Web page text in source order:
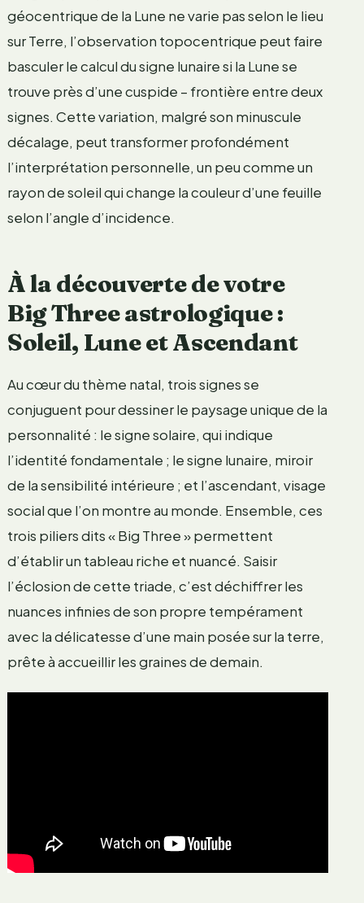
géocentrique de la Lune ne varie pas selon le lieu
sur Terre, l’observation topocentrique peut faire
basculer le calcul du signe lunaire si la Lune se
trouve près d’une cuspide – frontière entre deux
signes. Cette variation, malgré son minuscule
décalage, peut transformer profondément
l’interprétation personnelle, un peu comme un
rayon de soleil qui change la couleur d’une feuille
selon l’angle d’incidence.
À la découverte de votre
Big Three astrologique :
Soleil, Lune et Ascendant
Au cœur du thème natal, trois signes se
conjuguent pour dessiner le paysage unique de la
personnalité : le signe solaire, qui indique
l’identité fondamentale ; le signe lunaire, miroir
de la sensibilité intérieure ; et l’ascendant, visage
social que l’on montre au monde. Ensemble, ces
trois piliers dits « Big Three » permettent
d’établir un tableau riche et nuancé. Saisir
l’éclosion de cette triade, c’est déchiffrer les
nuances infinies de son propre tempérament
avec la délicatesse d’une main posée sur la terre,
prête à accueillir les graines de demain.